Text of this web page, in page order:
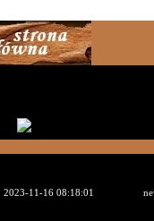
2023-11-16 08:18:01